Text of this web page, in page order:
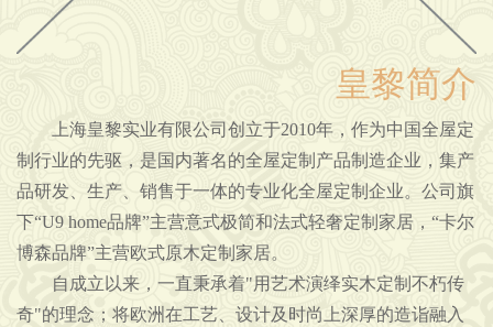
皇黎简介
上海皇黎实业有限公司创立于2010年，作为中国全屋定
制行业的先驱，是国内著名的全屋定制产品制造企业，集产
品研发、生产、销售于一体的专业化全屋定制企业。公司旗
下“U9 home品牌”主营意式极简和法式轻奢定制家居，“卡尔
博森品牌”主营欧式原木定制家居。
自成立以来，一直秉承着"用艺术演绎实木定制不朽传
奇"的理念；将欧洲在工艺、设计及时尚上深厚的造诣融入